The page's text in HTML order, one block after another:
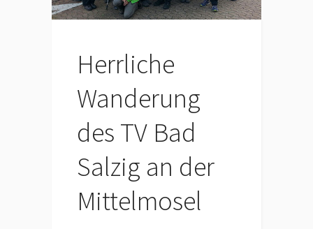
Herrliche
Wanderung
des TV Bad
Salzig an der
Mittelmosel